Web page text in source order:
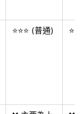
⭐⭐⭐ (普通)